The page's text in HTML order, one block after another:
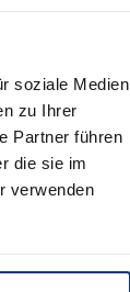
soziale Medien
zu Ihrer
Partner führen
die sie im
verwenden